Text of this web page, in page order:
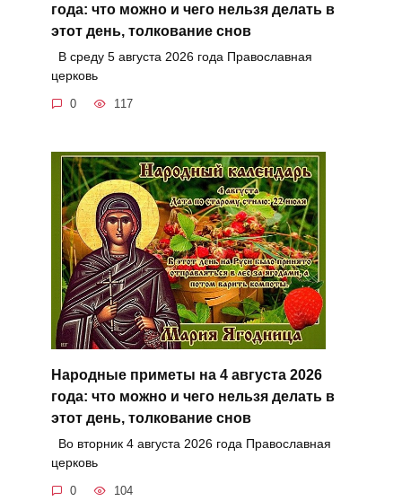
года: что можно и чего нельзя делать в
этот день, толкование снов
В среду 5 августа 2026 года Православная
церковь
0 117
Народные приметы на 4 августа 2026
года: что можно и чего нельзя делать в
этот день, толкование снов
Во вторник 4 августа 2026 года Православная
церковь
0 104